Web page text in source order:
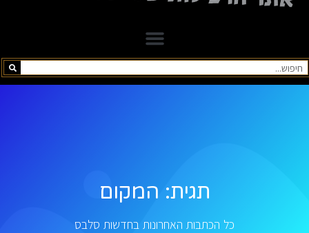
תגית: המקום
כל הכתבות האחרונות בחדשות סלבס